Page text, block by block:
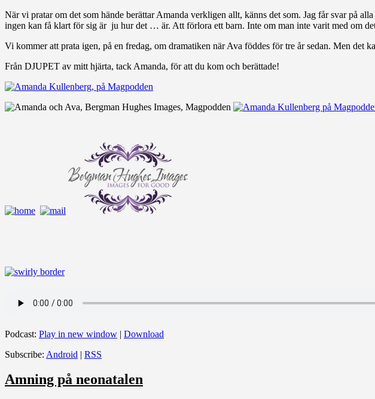
När vi pratar om det som hände berättar Amanda verkligen allt, känns det som. Jag får svar på
ingen kan få klart för sig är ju hur det … är. Att förlora ett barn. Inte om man inte varit med om
Vi kommer att prata igen, på en fredag, om dramatiken när Ava föddes för tre år sedan. Men det
Från DJUPET av mitt hjärta, tack Amanda, för att du kom och berättade!
Podcast: Play in new window | Download
Subscribe: Android | RSS
Amning på neonatalen